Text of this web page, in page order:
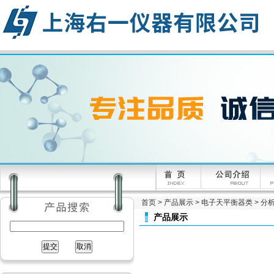
首页 > 产品展示 > 电子天平衡器类 > 分
产品展示